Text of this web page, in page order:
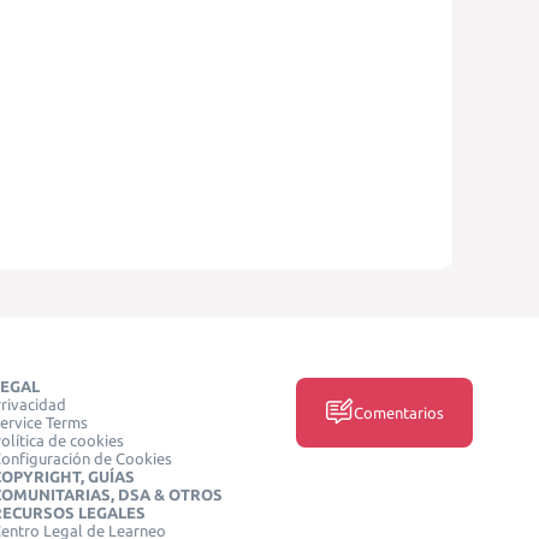
Terms
de cookies
de Cookies
GUÍAS
DSA & OTROS
LEGALES
Legal de Learneo
Comentarios